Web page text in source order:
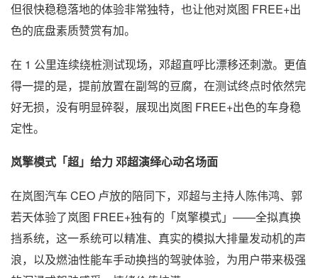
但很快稳稳落地的体验非常独特，也让他对岚图 FREE+出
色的底盘素质赞赏有加。
在 1 公里连续绕桩测试现场，邓超直呼比漂移还刺激。更值
得一提的是，提前放置在副驾的豆腐，在测试终点时依然完
好无损，没有明显碎裂，展现出岚图 FREE+出色的车身稳
定性。
岚擎模式「超」给力 邓超演绎心动名场面
在岚图汽车 CEO 卢放的陪同下，邓超与主持人陈伟鸿、郭
若天体验了岚图 FREE+独有的「岚擎模式」——全拟真换
挡系统，这一系统可以精准、真实的模拟大排量发动机的声
浪，以及燃油性能车手动换挡的驾驶体验，为用户带来极强